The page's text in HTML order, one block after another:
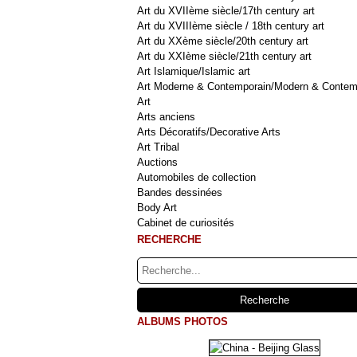
Art du XVIIème siècle/17th century art
Art du XVIIIème siècle / 18th century art
Art du XXème siècle/20th century art
Art du XXIème siècle/21th century art
Art Islamique/Islamic art
Art Moderne & Contemporain/Modern &
Art
Arts anciens
Arts Décoratifs/Decorative Arts
Art Tribal
Auctions
Automobiles de collection
Bandes dessinées
Body Art
Cabinet de curiosités
RECHERCHE
ALBUMS PHOTOS